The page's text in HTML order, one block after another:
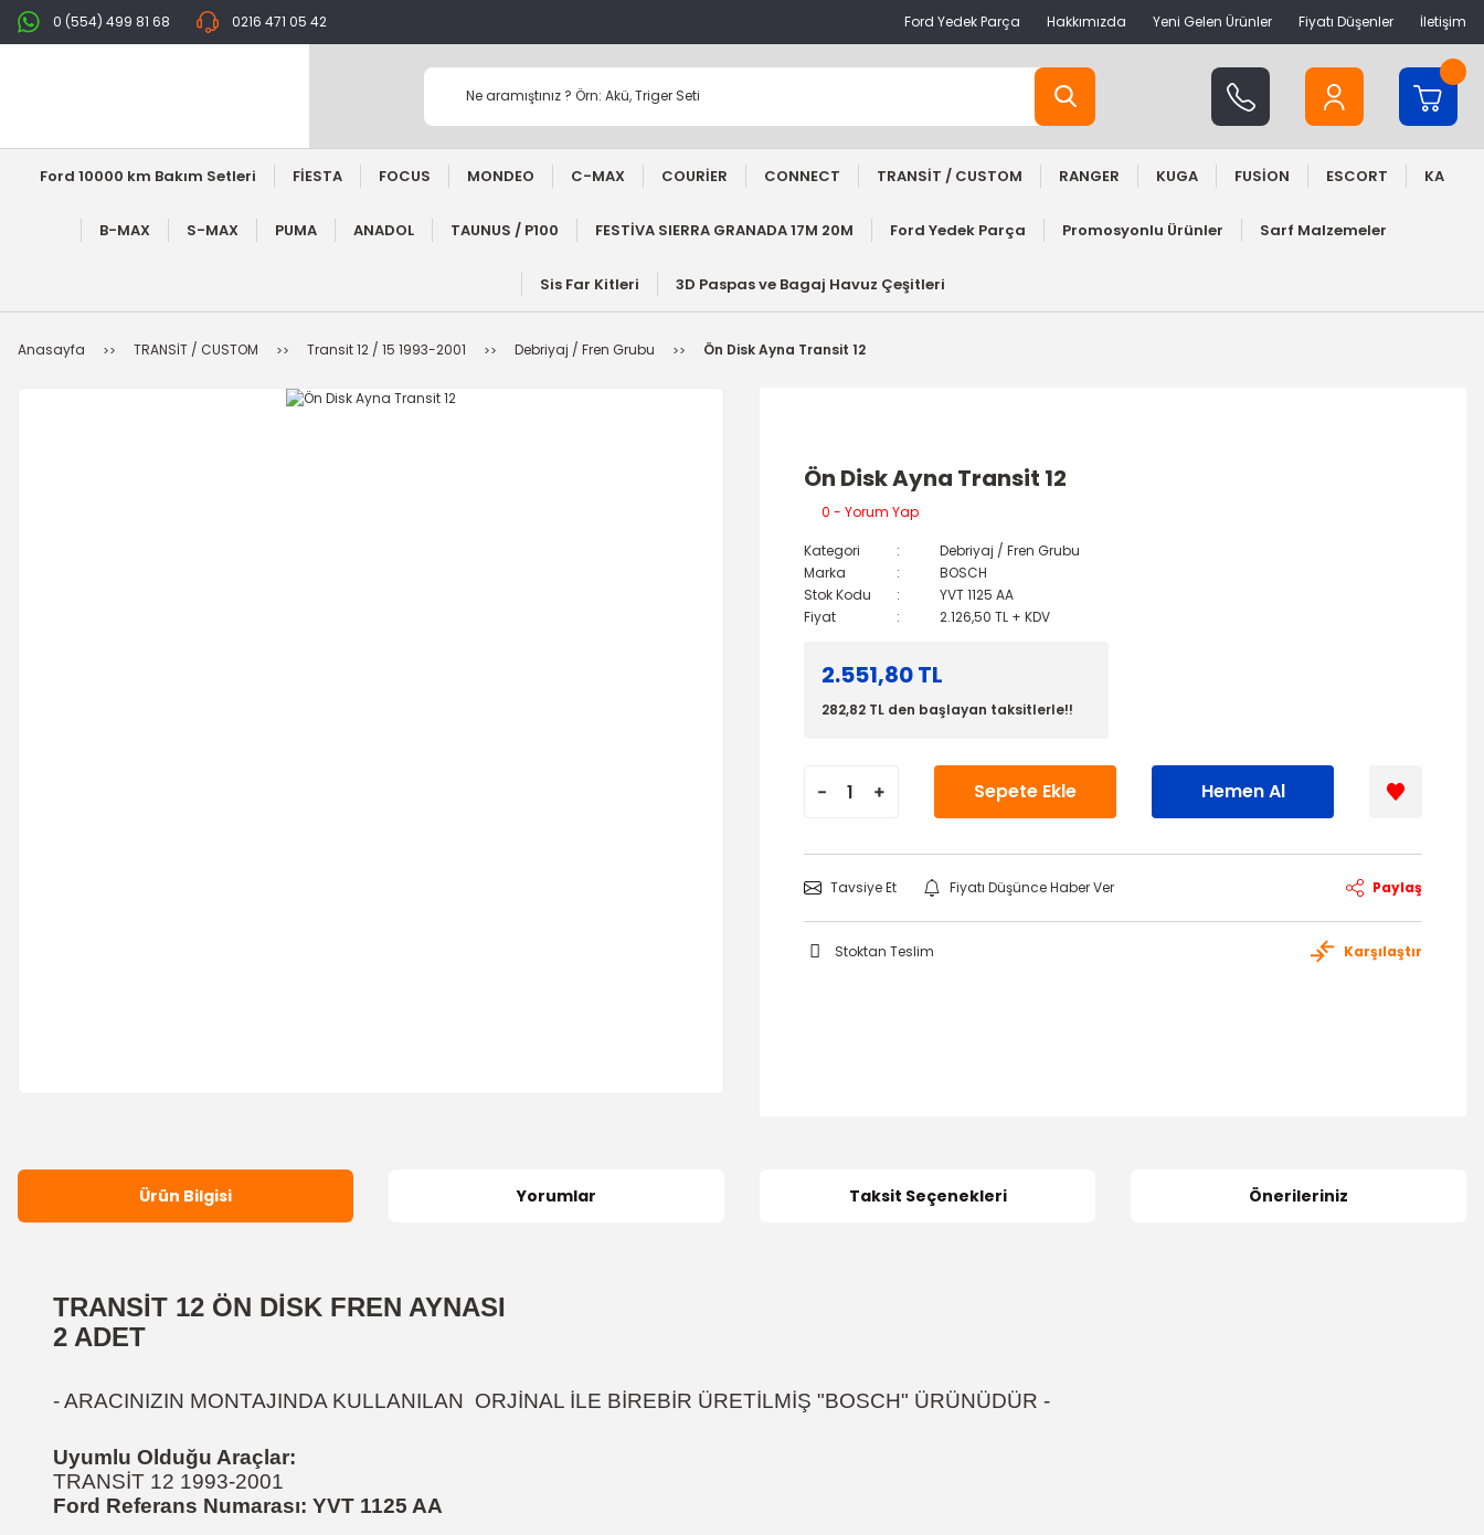
0 (554) 499 81 68 0216 471 05 42 Ford Yedek Parça Hakkımızda Yeni Gelen Ürünler Fiyatı Düşenler İletişim
Ford 10000 km Bakım Setleri FİESTA FOCUS MONDEO C-MAX COURİER CONNECT TRANSİT / CUSTOM RANGER KUGA FUSİON ESCORT KA
B-MAX S-MAX PUMA ANADOL TAUNUS / P100 FESTİVA SIERRA GRANADA 17M 20M Ford Yedek Parça Promosyonlu Ürünler Sarf Malzemeler
Sis Far Kitleri 3D Paspas ve Bagaj Havuz Çeşitleri
Anasayfa TRANSİT / CUSTOM Transit 12 / 15 1993-2001 Debriyaj / Fren Grubu Ön Disk Ayna Transit 12
Ön Disk Ayna Transit 12
0 - Yorum Yap
Kategori
Debriyaj / Fren Grubu
Marka
BOSCH
Stok Kodu
YVT 1125 AA
Fiyat
2.126,50 TL + KDV
2.551,80 TL
282,82 TL den başlayan taksitlerle!!
Sepete Ekle Hemen Al
Tavsiye Et Fiyatı Düşünce Haber Ver Paylaş
Stoktan Teslim Karşılaştır
Ürün Bilgisi Yorumlar Taksit Seçenekleri Önerileriniz
TRANSİT 12 ÖN DİSK FREN AYNASI
2 ADET
- ARACINIZIN MONTAJINDA KULLANILAN ORJİNAL İLE BİREBİR ÜRETİLMİŞ "BOSCH" ÜRÜNÜDÜR -
Uyumlu Olduğu Araçlar:
TRANSİT 12 1993-2001
Ford Referans Numarası: YVT 1125 AA